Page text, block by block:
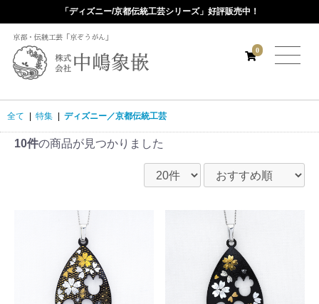
「ディズニー/京都伝統工芸シリーズ」好評販売中！
京都・伝統工芸「京ぞうがん」
0
全て 特集 ディズニー／京都伝統工芸
10件の商品が見つかりました